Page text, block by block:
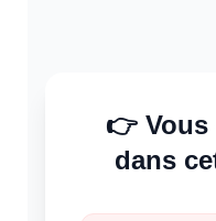
👉 Vous
dans